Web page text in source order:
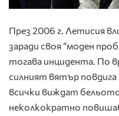
През 2006 г. Летисия
заради своя “моден
тогава инцидента. По
силният вятър повдига
всички виждат
неколкократно